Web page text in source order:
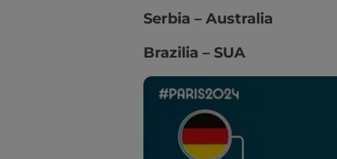
Serbia – Australia
Brazilia – SUA